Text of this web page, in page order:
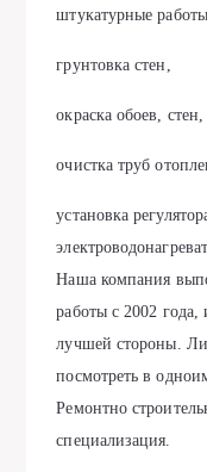
штукатурные
грунтовка стен,
окраска обоев,
очистка труб
установка
Наша компания
работы с 2002 года,
лучшей стороны.
посмотреть в
Ремонтно
специализация.